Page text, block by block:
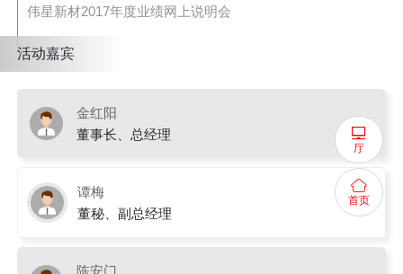
伟星新材2017年度业绩网上说明会
活动嘉宾
金红阳
董事长、总经理
谭梅
董秘、副总经理
陈安门
厅
首页